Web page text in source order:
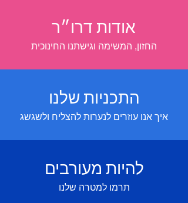
אודות דרו״ר
החזון, המשימה וגישתנו החינוכית
התכניות שלנו
איך אנו עוזרים לנערות להצליח ולשגשג
להיות מעורבים
תרמו למטרה שלנו